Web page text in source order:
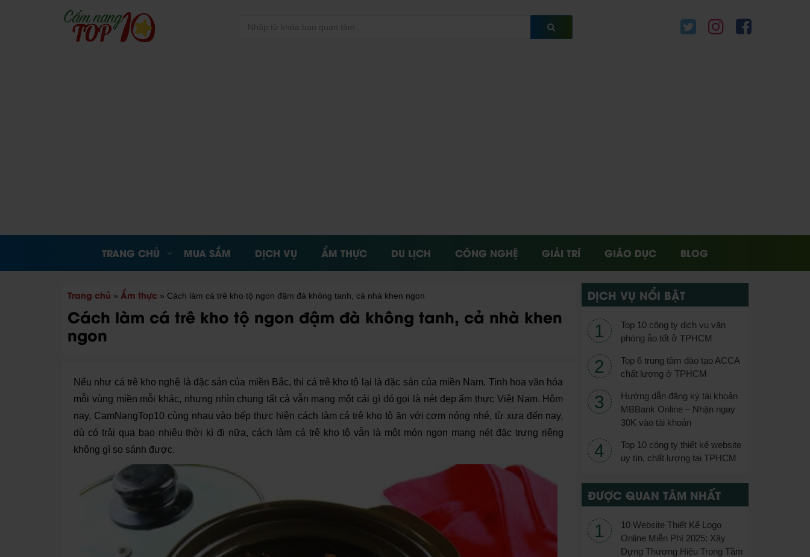
TRANG CHỦ MUA SẮM DỊCH VỤ ẨM THỰC DU LỊCH CÔNG NGHỆ GIẢI TRÍ GIÁO DỤC BLOG
Trang chủ » Ẩm thực » Cách làm cá trê kho tộ ngon đậm đà không tanh, cả nhà khen ngon
Cách làm cá trê kho tộ ngon đậm đà không tanh, cả nhà khen
ngon
Nếu như cá trê kho nghệ là đặc sản của miền Bắc, thì cá trê kho tộ lại là đặc sản của miền Nam. Tinh hoa văn hóa
mỗi vùng miền mỗi khác, nhưng nhìn chung tất cả vẫn mang một cái gì đó gọi là nét đẹp ẩm thực Việt Nam. Hôm
nay, CamNangTop10 cùng nhau vào bếp thực hiện cách làm cá trê kho tộ ăn với cơm nóng nhé, từ xưa đến nay,
dù có trải qua bao nhiêu thời kì đi nữa, cách làm cá trê kho tộ vẫn là một món ngon mang nét đặc trưng riêng
không gì so sánh được.
DỊCH VỤ NỔI BẬT
Top 10 công ty dịch vụ văn
phòng ảo tốt ở TPHCM
Top 6 trung tâm đào tạo ACCA
chất lượng ở TPHCM
Hướng dẫn đăng ký tài khoản
MBBank Online – Nhận ngay
30K vào tài khoản
Top 10 công ty thiết kế website
uy tín, chất lượng tại TPHCM
ĐƯỢC QUAN TÂM NHẤT
10 Website Thiết Kế Logo
Online Miễn Phí 2025: Xây
Dựng Thương Hiệu Trong Tầm